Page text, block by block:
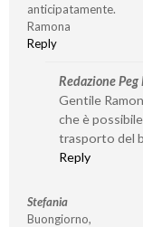
anticipatamente.
Ramona
Reply
Redazione Peg
Gentile
che è
trasporto del
Reply
Stefania
Buongiorno,